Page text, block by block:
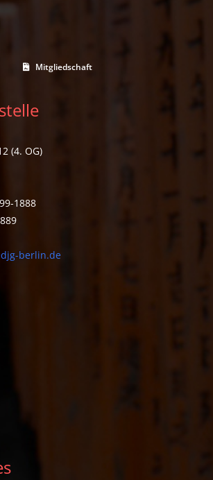
Mitgliedschaft
(4. OG)
1888
berlin.de